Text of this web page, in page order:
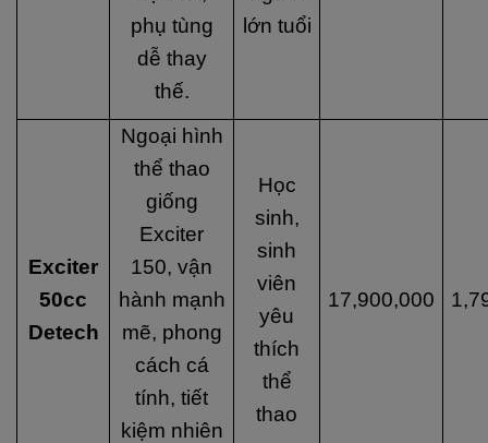
phụ tùng
dễ thay
thế.
lớn tuổi
Exciter
50cc
Detech
Ngoại hình
thể thao
giống
Exciter
150, vận
hành mạnh
mẽ, phong
cách cá
tính, tiết
kiệm nhiên
Học
sinh,
sinh
viên
yêu
thích
thể
thao
17,900,000